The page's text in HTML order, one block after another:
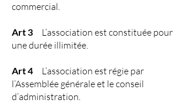
commercial.
Art 3 L’association est constituée pour
une durée illimitée.
Art 4 L’association est régie par
l’Assemblée générale et le conseil
d’administration.